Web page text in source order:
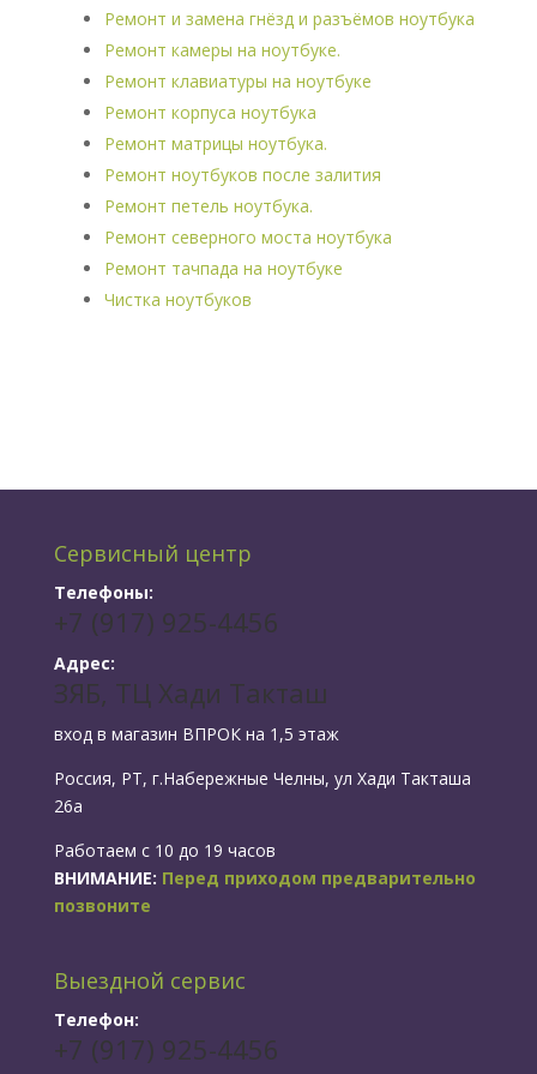
Ремонт и замена гнёзд и разъёмов ноутбука
Ремонт камеры на ноутбуке.
Ремонт клавиатуры на ноутбуке
Ремонт корпуса ноутбука
Ремонт матрицы ноутбука.
Ремонт ноутбуков после залития
Ремонт петель ноутбука.
Ремонт северного моста ноутбука
Ремонт тачпада на ноутбуке
Чистка ноутбуков
Сервисный центр
Телефоны:
+7 (917) 925-4456
Адрес:
ЗЯБ, ТЦ Хади Такташ
вход в магазин ВПРОК на 1,5 этаж
Россия, РТ, г.Набережные Челны, ул Хади Такташа
26а
Работаем с 10 до 19 часов
ВНИМАНИЕ: Перед приходом предварительно
позвоните
Выездной сервис
Телефон:
+7 (917) 925-4456